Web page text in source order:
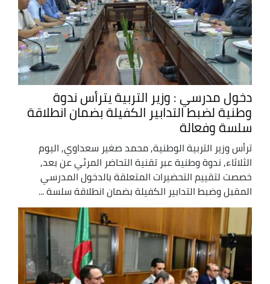
دخول مدرسي : وزير التربية يترأس ندوة
وطنية لضبط التدابير الكفيلة بضمان انطلاقة
سلسة وفعالة
ترأس وزير التربية الوطنية, محمد صغير سعداوي, اليوم
الثلاثاء, ندوة وطنية عبر تقنية التحاضر المرئي عن بعد,
خصصت لتقييم التحضيرات المتعلقة بالدخول المدرسي
المقبل وضبط التدابير الكفيلة بضمان انطلاقة سلسة ...